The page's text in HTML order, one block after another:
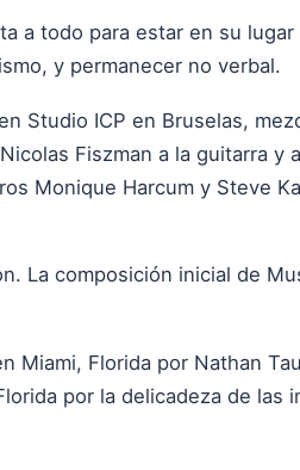
a todo para estar en su
y permanecer no verbal.
Studio ICP en Bruselas,
Fiszman a la guitarra y
Monique Harcum y Steve
La composición inicial de
Miami, Florida por Nathan
por la delicadeza de las